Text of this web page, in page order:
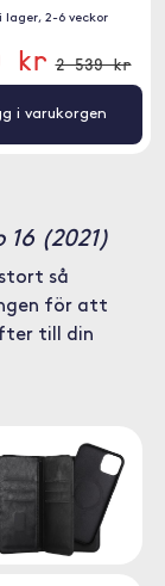
lager, 2-6 veckor
kr 2 539 kr
i varukorgen
(2021)
så
för att
till din